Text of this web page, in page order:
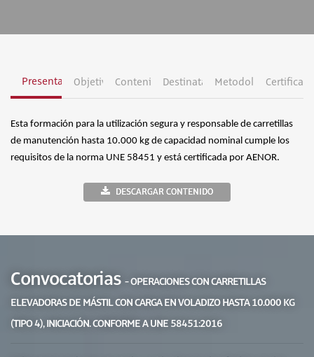
PresentaciónObjetivosContenidosDestinatariosMetodología
Esta formación para la utilización segura y responsable de carretillas
de manutención hasta 10.000 kg de capacidad nominal cumple los
requisitos de la norma UNE 58451 y está certificada por AENOR.
DESCARGAR CONTENIDO
Convocatorias - OPERACIONES CON CARRETILLAS
ELEVADORAS DE MÁSTIL CON CARGA EN VOLADIZO HASTA 10.000 KG
(TIPO 4), INICIACIÓN. CONFORME A UNE 58451:2016